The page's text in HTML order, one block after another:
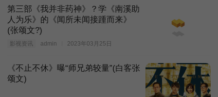
第三部《我并非药神》？学《南溪助
人为乐》的《闻所未闻接踵而来》
(张颂文?)
影视资讯 admin 2023年03月25日
《不止不休》曝“师兄弟较量”(白客张
颂文)